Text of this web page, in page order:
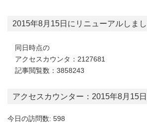
2015年8月15日にリニューアルしまし
同日時点の
アクセスカウンタ：2127681
記事閲覧数：3858243
アクセスカウンター：2015年8月15日
今日の訪問数: 598